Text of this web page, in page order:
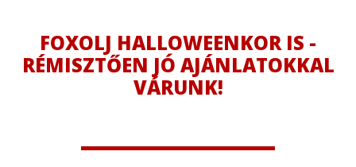
FOXOLJ HALLOWEENKOR IS -
RÉMISZTŐEN JÓ AJÁNLATOKKAL
VÁRUNK!